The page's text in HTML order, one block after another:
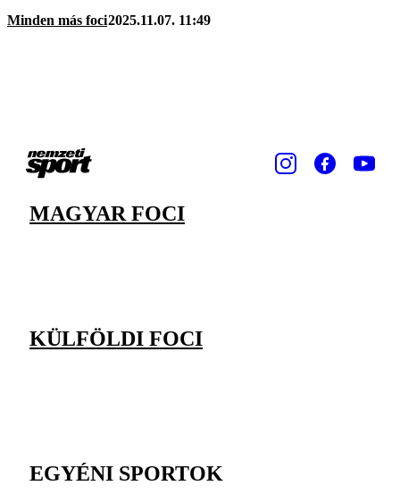
Minden más foci2025.11.07. 11:49
MAGYAR FOCI
KÜLFÖLDI FOCI
EGYÉNI SPORTOK